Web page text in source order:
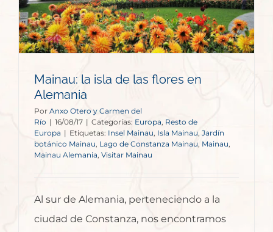
Mainau: la isla de las flores en
Alemania
Por Anxo Otero y Carmen del
Río | 16/08/17 | Categorías: Europa, Resto de
Europa | Etiquetas: Insel Mainau, Isla Mainau, Jardín
botánico Mainau, Lago de Constanza Mainau, Mainau,
Mainau Alemania, Visitar Mainau
Al sur de Alemania, perteneciendo a la
ciudad de Constanza, nos encontramos